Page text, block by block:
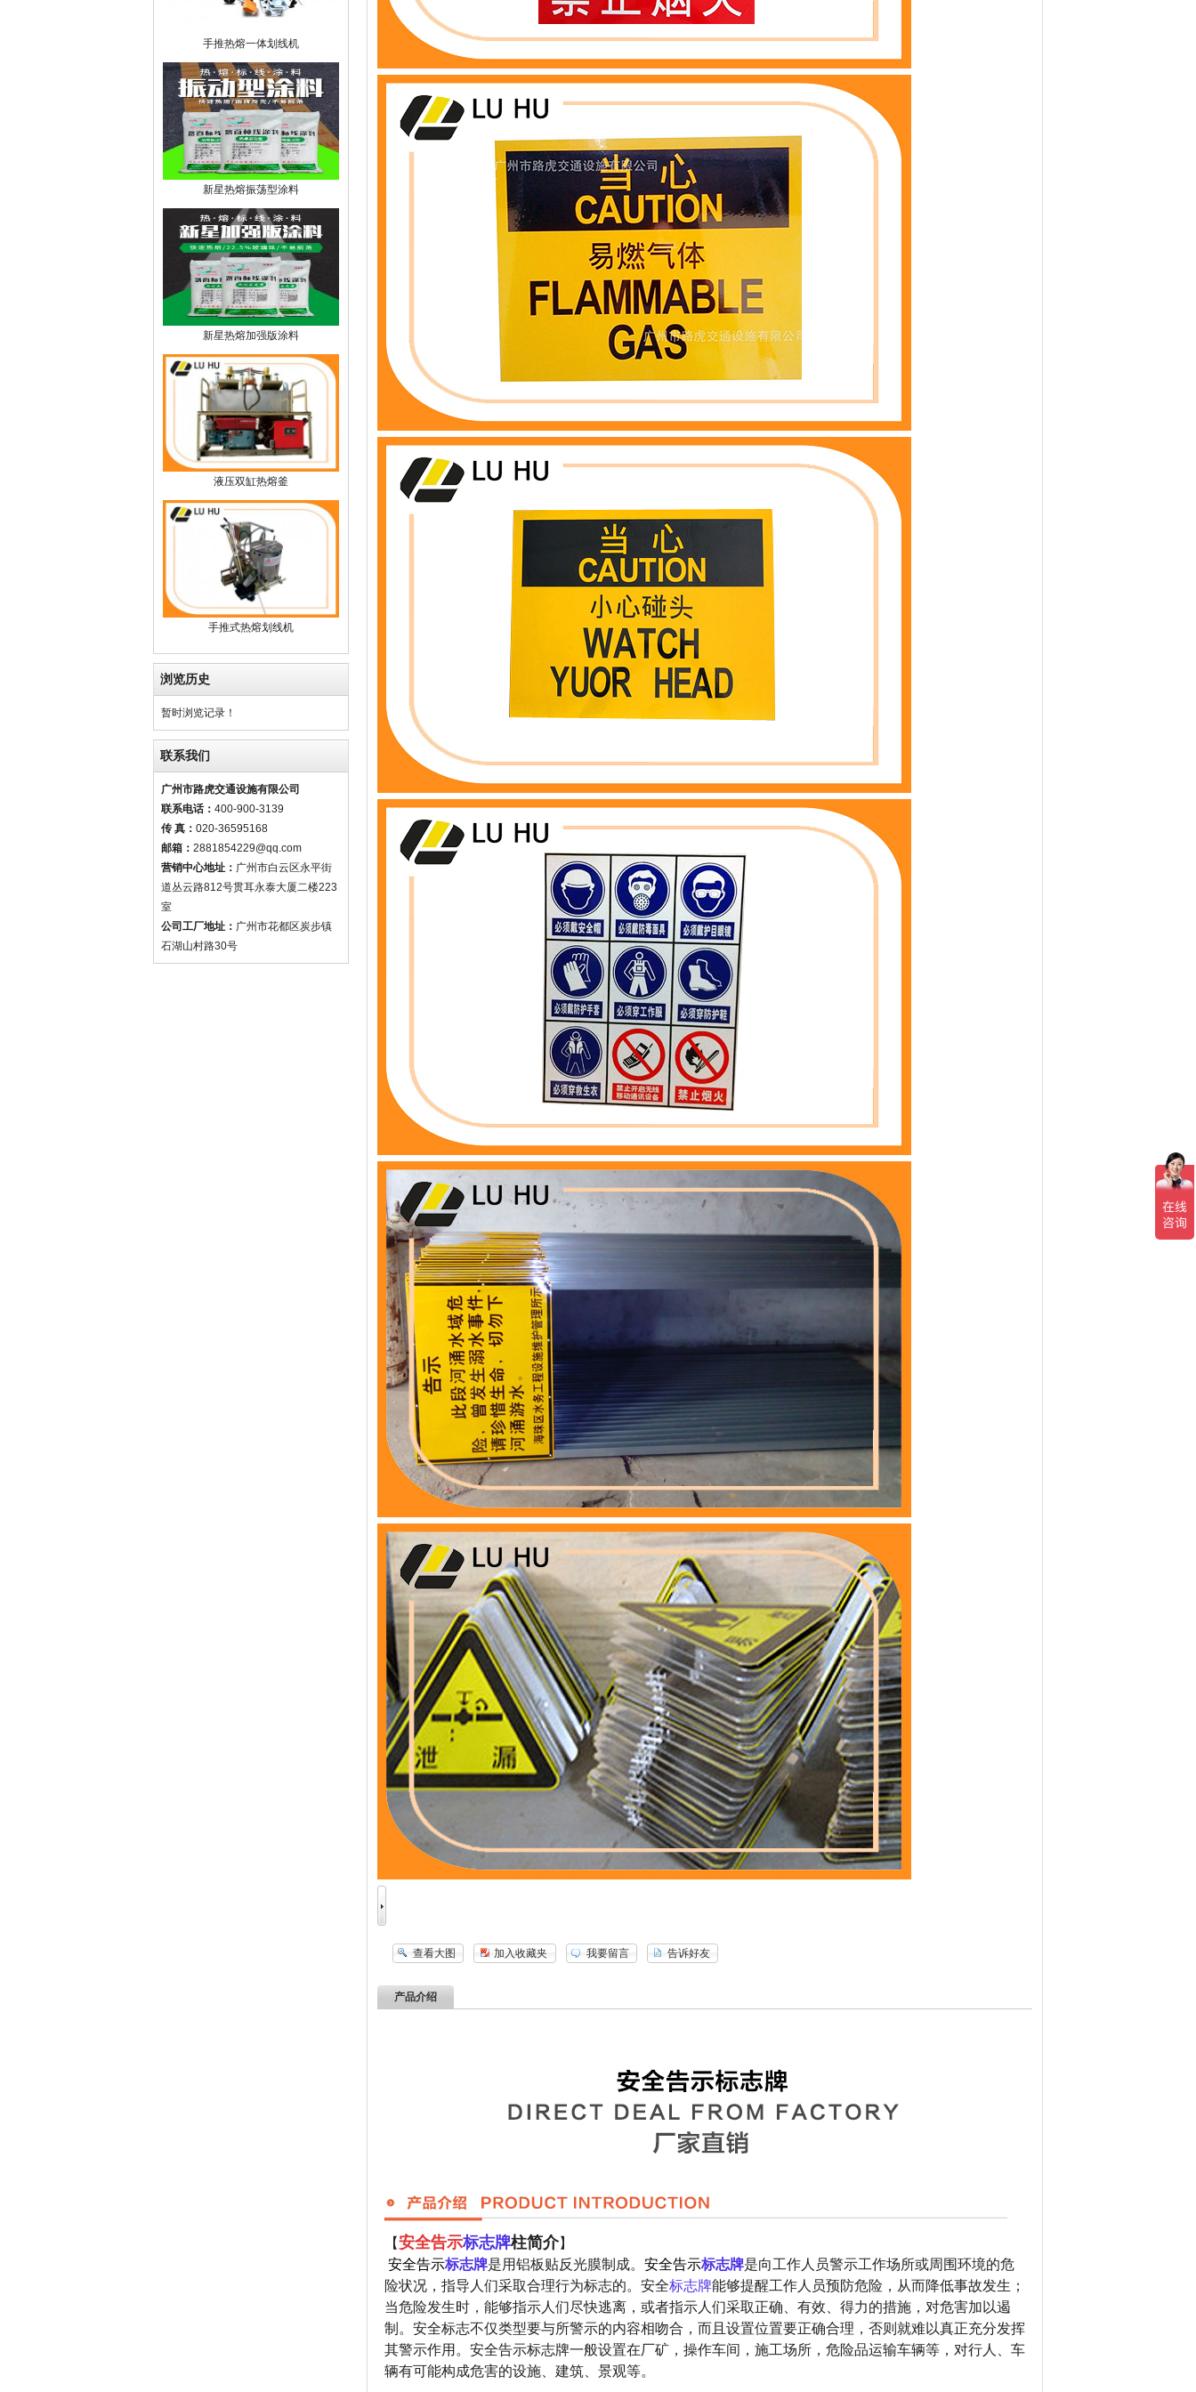
手推热熔一体划线机
新星热熔振荡型涂料
新星热熔加强版涂料
液压双缸热熔釜
手推式热熔划线机
浏览历史
暂时浏览记录！
联系我们
广州市路虎交通设施有限公司
联系电话： 400-900-3139
传 真： 020-36595168
邮箱： 2881854229@qq.com
营销中心地址： 广州市白云区永平街
道丛云路812号贯耳永泰大厦二楼223
室
公司工厂地址： 广州市花都区炭步镇
石湖山村路30号
查看大图 加入收藏夹 我要留言 告诉好友
产品介绍
【安全告示标志牌柱简介】
安全告示标志牌是用铝板贴反光膜制成。 安全告示标志牌是向工作人员警示工作场所或周围环境的危
险状况，指导人们采取合理行为标志的。安全标志牌能够提醒工作人员预防危险，从而降低事故发生；
当危险发生时，能够指示人们尽快逃离，或者指示人们采取正确、有效、得力的措施，对危害加以遏
制。安全标志不仅类型要与所警示的内容相吻合，而且设置位置要正确合理，否则就难以真正充分发挥
其警示作用。安全告示标志牌一般设置在厂矿，操作车间，施工场所，危险品运输车辆等，对行人、车
辆有可能构成危害的设施、建筑、景观等。